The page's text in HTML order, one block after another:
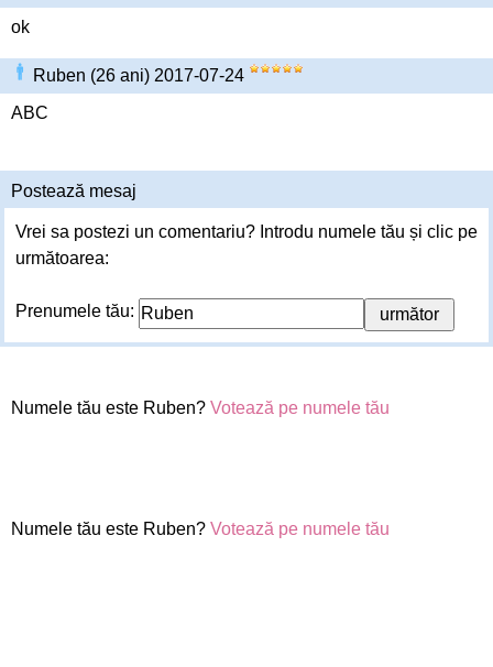
ok
Ruben (26 ani) 2017-07-24
ABC
Postează mesaj
Vrei sa postezi un comentariu? Introdu numele tău și clic pe
următoarea:
Prenumele tău:
Numele tău este Ruben? Votează pe numele tău
Numele tău este Ruben? Votează pe numele tău